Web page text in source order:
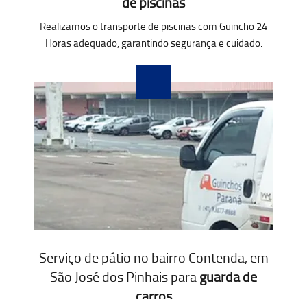
Realizamos o transporte de piscinas com Guincho 24
Horas adequado, garantindo segurança e cuidado.
Serviço de pátio no bairro Contenda, em
São José dos Pinhais paraguarda de